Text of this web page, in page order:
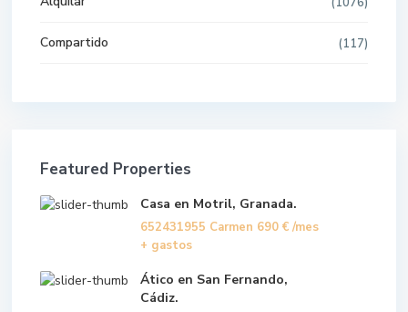
Compartido (117)
Featured Properties
Casa en Motril, Granada.
652431955 Carmen 690 € /mes
+ gastos
Ático en San Fernando,
Cádiz.